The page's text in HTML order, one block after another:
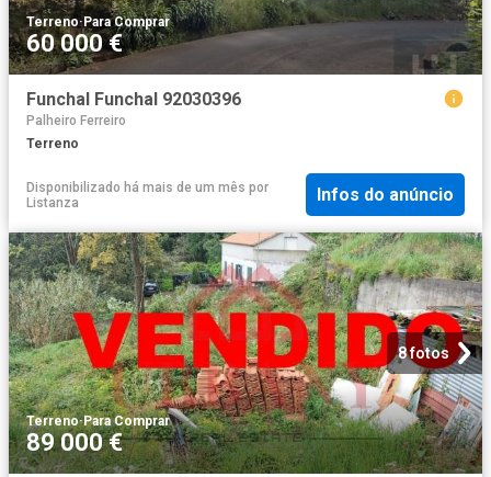
Terreno· Para Comprar
60 000 €
Funchal Funchal 92030396
Palheiro Ferreiro
Terreno
Disponibilizado há mais de um mês por
Listanza
Infos do anúncio
8 fotos
Terreno·Para Comprar
89 000 €